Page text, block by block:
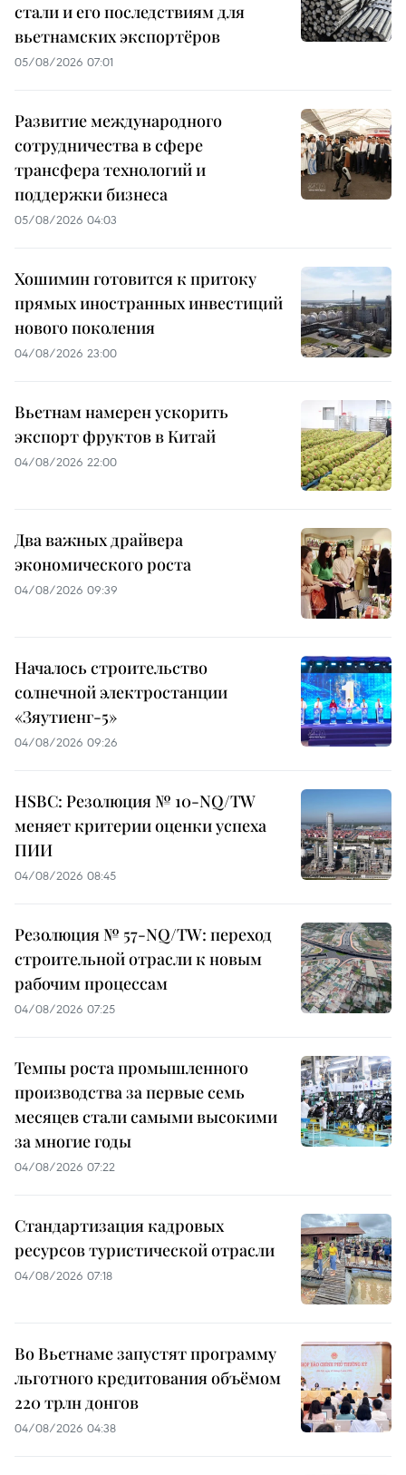
стали и его последствиям для
вьетнамских экспортёров
05/08/2026 07:01
Развитие международного
сотрудничества в сфере
трансфера технологий и
поддержки бизнеса
05/08/2026 04:03
Хошимин готовится к притоку
прямых иностранных инвестиций
нового поколения
04/08/2026 23:00
Вьетнам намерен ускорить
экспорт фруктов в Китай
04/08/2026 22:00
Два важных драйвера
экономического роста
04/08/2026 09:39
Началось строительство
солнечной электростанции
«Зяутиенг-5»
04/08/2026 09:26
HSBC: Резолюция № 10-NQ/TW
меняет критерии оценки успеха
ПИИ
04/08/2026 08:45
Резолюция № 57-NQ/TW: переход
строительной отрасли к новым
рабочим процессам
04/08/2026 07:25
Темпы роста промышленного
производства за первые семь
месяцев стали самыми высокими
за многие годы
04/08/2026 07:22
Стандартизация кадровых
ресурсов туристической отрасли
04/08/2026 07:18
Во Вьетнаме запустят программу
льготного кредитования объёмом
220 трлн донгов
04/08/2026 04:38